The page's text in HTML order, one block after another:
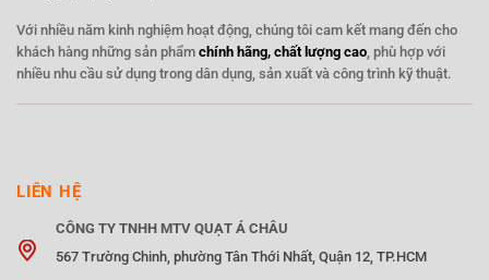
Với nhiều năm kinh nghiệm hoạt động, chúng tôi cam kết mang đến cho
khách hàng những sản phẩm chính hãng, chất lượng cao, phù hợp với
nhiều nhu cầu sử dụng trong dân dụng, sản xuất và công trình kỹ thuật.
LIÊN HỆ
CÔNG TY TNHH MTV QUẠT Á CHÂU
567 Trường Chinh, phường Tân Thới Nhất, Quận 12, TP.HCM